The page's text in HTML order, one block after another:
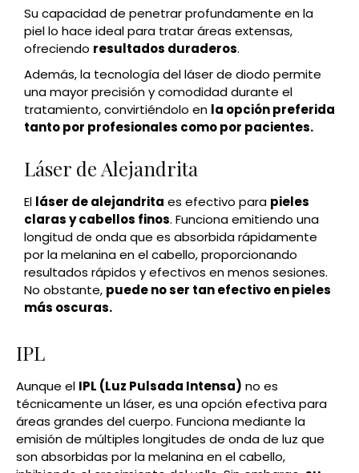
Su capacidad de penetrar profundamente en la
piel lo hace ideal para tratar áreas extensas,
ofreciendo resultados duraderos.
Además, la tecnología del láser de diodo permite
una mayor precisión y comodidad durante el
tratamiento, convirtiéndolo en la opción preferida
tanto por profesionales como por pacientes.
Láser de Alejandrita
El láser de alejandrita es efectivo para pieles
claras y cabellos finos. Funciona emitiendo una
longitud de onda que es absorbida rápidamente
por la melanina en el cabello, proporcionando
resultados rápidos y efectivos en menos sesiones.
No obstante, puede no ser tan efectivo en pieles
más oscuras.
IPL
Aunque el IPL (Luz Pulsada Intensa) no es
técnicamente un láser, es una opción efectiva para
áreas grandes del cuerpo. Funciona mediante la
emisión de múltiples longitudes de onda de luz que
son absorbidas por la melanina en el cabello,